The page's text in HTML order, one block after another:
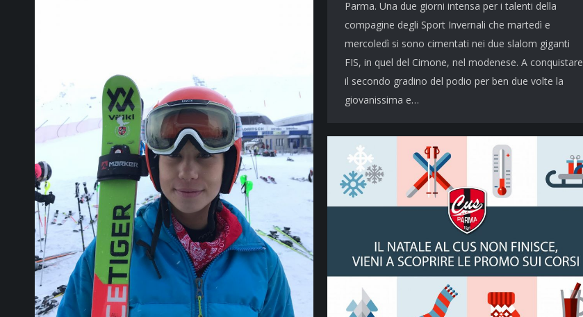
Parma. Una due giorni intensa per i talenti della
compagine degli Sport Invernali che martedì e
mercoledì si sono cimentati nei due slalom giganti
FIS, in quel del Cimone, nel modenese. A conquistare
il secondo gradino del podio per ben due volte la
giovanissima e…